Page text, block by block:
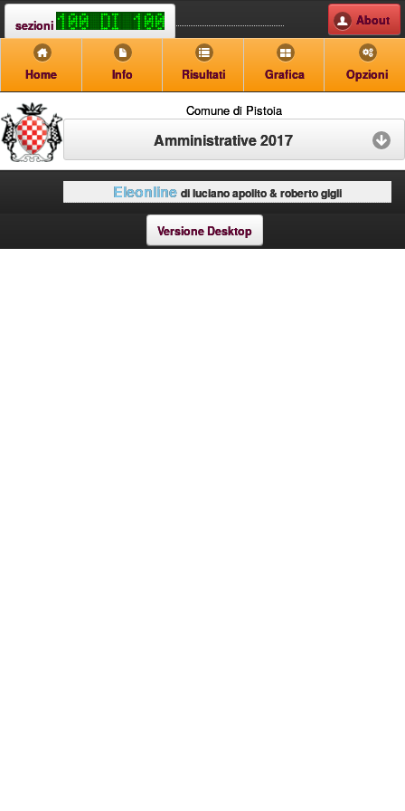
sezioni About
Home Info Risultati Grafica Opzioni
Comune di Pistoia
Amministrative 2017
Eleonline di luciano apolito & roberto gigli
Versione Desktop